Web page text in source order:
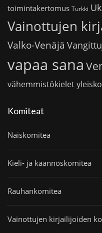
toimintakertomus Turkki
Vainottujen
Valko-Venäjä
vapaa sana
vähemmistökielet
Komiteat
Naiskomitea
Kieli- ja käännöskomitea
Rauhankomitea
Vainottujen kirjailijoiden